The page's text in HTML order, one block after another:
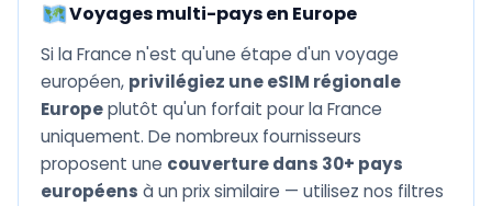
Voyages multi-pays en Europe
Si la France n'est qu'une étape d'un voyage
européen, privilégiez une eSIM régionale
Europeplutôt qu'un forfait pour la France
uniquement. De nombreux fournisseurs
proposent une couverture dans 30+ pays
européens à un prix similaire — utilisez nos filtres